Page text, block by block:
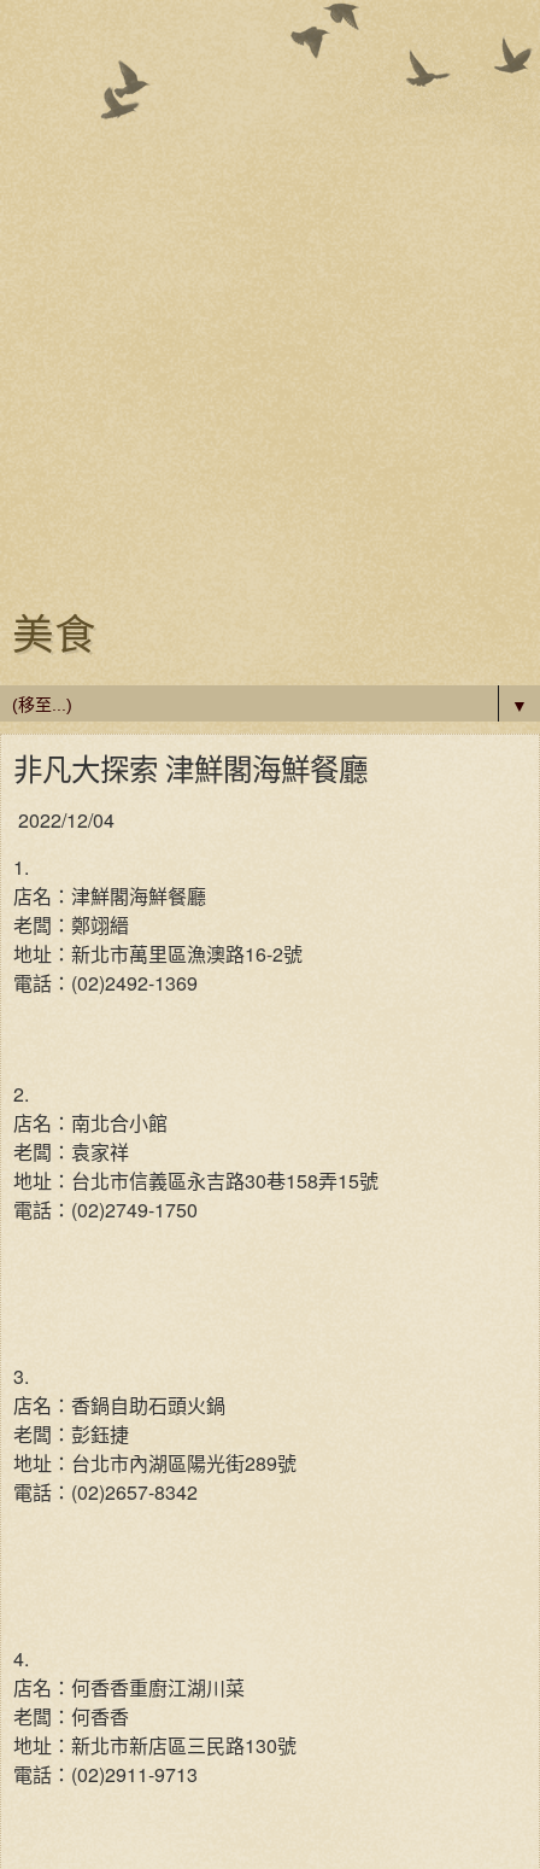
美食
▼
非凡大探索 津鮮閣海鮮餐廳
2022/12/04
1.
店名：津鮮閣海鮮餐廳
老闆：鄭翊縉
地址：新北市萬里區漁澳路16-2號
電話：(02)2492-1369
2.
店名：南北合小館
老闆：袁家祥
地址：台北市信義區永吉路30巷158弄15號
電話：(02)2749-1750
3.
店名：香鍋自助石頭火鍋
老闆：彭鈺捷
地址：台北市內湖區陽光街289號
電話：(02)2657-8342
4.
店名：何香香重廚江湖川菜
老闆：何香香
地址：新北市新店區三民路130號
電話：(02)2911-9713